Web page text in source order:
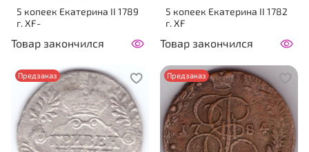
5 копеек Екатерина II 1789
г. XF-
Товар закончился
5 копеек Екатерина II 1782
г. XF
Товар закончился
Предзаказ Предзаказ